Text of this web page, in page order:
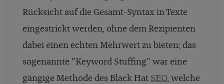
Rücksicht auf die Gesamt-Syntax in Texte
eingestrickt werden, ohne dem Rezipienten
dabei einen echten Mehrwert zu bieten; das
sogenannte “Keyword Stuffing” war eine
gängige Methode des Black Hat SEO, welche